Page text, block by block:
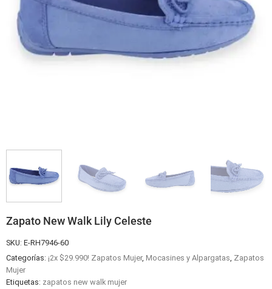
Zapato New Walk Lily Celeste
SKU: E-RH7946-60
Categorías: ¡2x $29.990! Zapatos Mujer, Mocasines y Alpargatas Zapatos
Mujer
Etiquetas: zapatos new walk mujer